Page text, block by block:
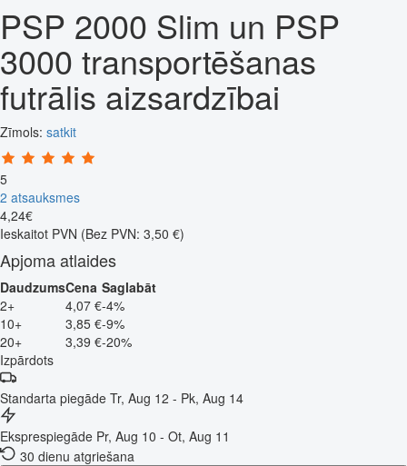
PSP 2000 Slim un PSP
3000 transportēšanas
futrālis aizsardzībai
Zīmols: satkit
5
2 atsauksmes
4,24€
Ieskaitot PVN (Bez PVN: 3,50 €)
Apjoma atlaides
DaudzumsCena Saglabāt
2+
4,07 €-4%
10+
3,85 €-9%
20+
3,39 €-20%
Izpārdots
Standarta piegāde Tr, Aug 12 - Pk, Aug 14
Eksprespiegāde Pr, Aug 10 - Ot, Aug 11
30 dienu atgriešana